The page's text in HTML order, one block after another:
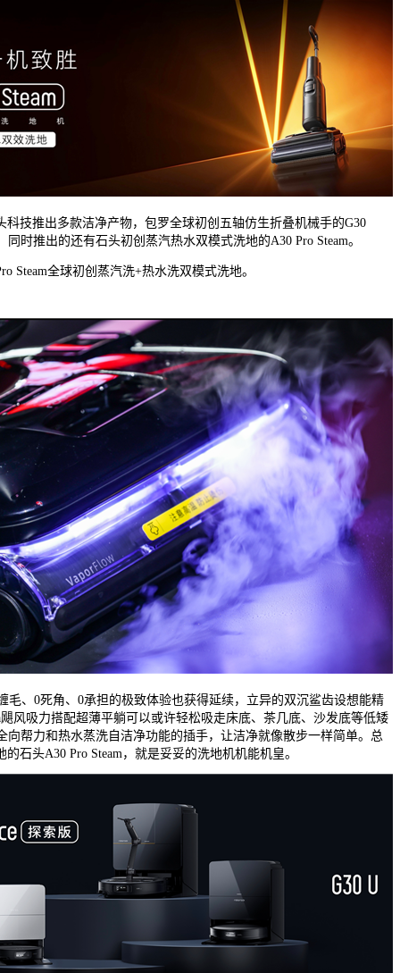
推出多款洁净产物，包罗全球初创五轴仿生折叠机械手的G30
同时推出的还有石头初创蒸汽热水双模式洗地的A30 Pro Steam。
全球初创蒸汽洗+热水洗双模式洗地。
0死角、0承担的极致体验也获得延续，立异的双沉鲨齿设想能精
风吸力搭配超薄平躺可以或许轻松吸走床底、茶几底、沙发底等低矮
向帮力和热水蒸洗自洁净功能的插手，让洁净就像散步一样简单。总
石头A30 Pro Steam，就是妥妥的洗地机机能机皇。